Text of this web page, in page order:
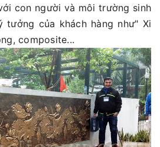
con người và môi trường sinh
tưởng của khách hàng như" Xi
composite...